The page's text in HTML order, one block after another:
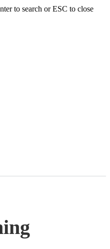
to search or ESC to close